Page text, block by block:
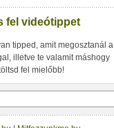
fel videótippet
tipped, amit megosztanál a
illetve te valamit máshogy
fel mielőbb!